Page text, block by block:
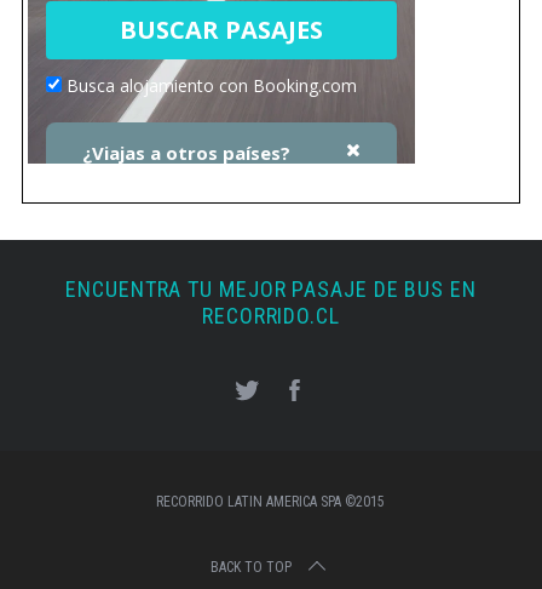
ENCUENTRA TU MEJOR PASAJE DE BUS EN
RECORRIDO.CL
RECORRIDO LATIN AMERICA SPA ©2015
BACK TO TOP